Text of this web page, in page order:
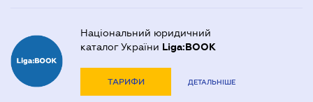
Національний юридичний
каталог України Liga:BOOK
ТАРИФИ ДЕТАЛЬНІШЕ